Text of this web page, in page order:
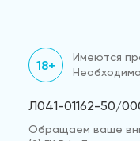
18+
Имеются
Л041-01162-50/
Обращаем ваше